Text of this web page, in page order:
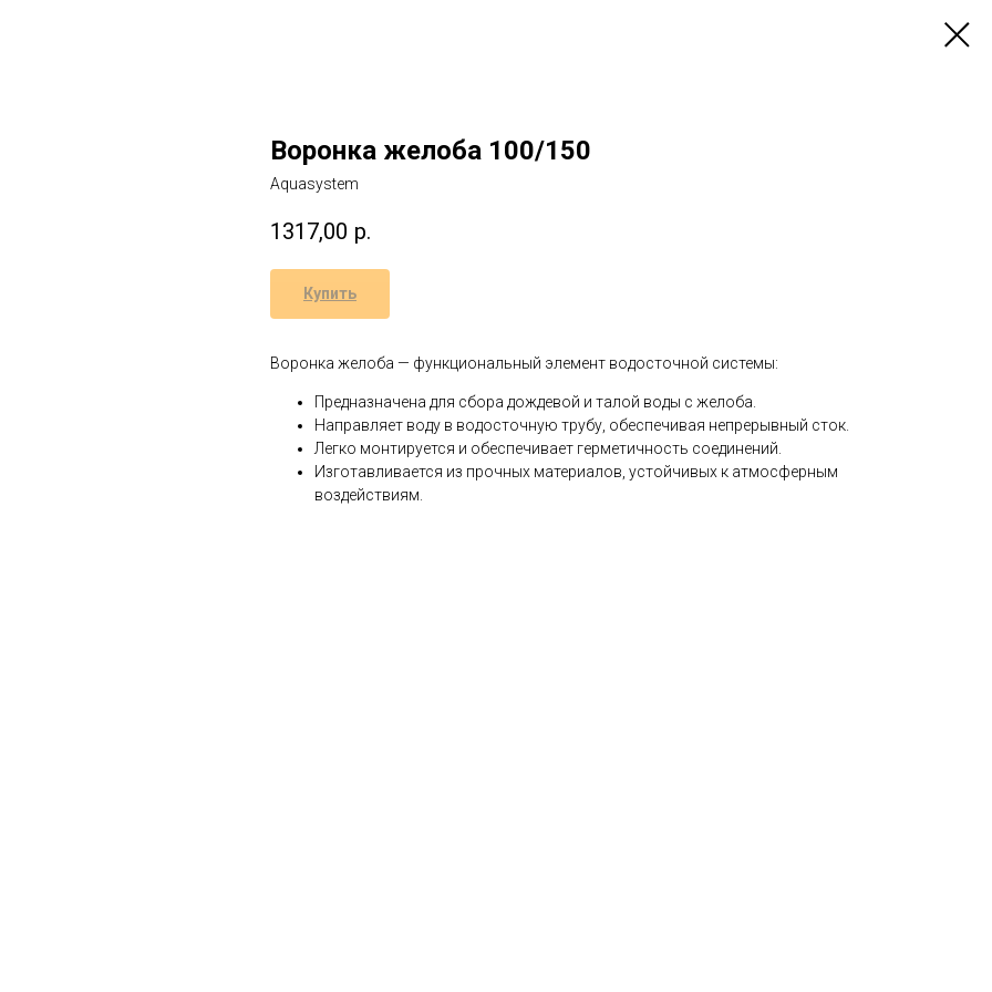
Воронка желоба 100/150
Aquasystem
1317,00 р.
Купить
Воронка желоба — функциональный элемент водосточной системы:
Предназначена для сбора дождевой и талой воды с желоба.
Направляет воду в водосточную трубу, обеспечивая непрерывный сток.
Легко монтируется и обеспечивает герметичность соединений.
Изготавливается из прочных материалов, устойчивых к атмосферным
воздействиям.